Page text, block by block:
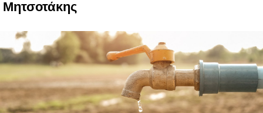
Μητσοτάκης